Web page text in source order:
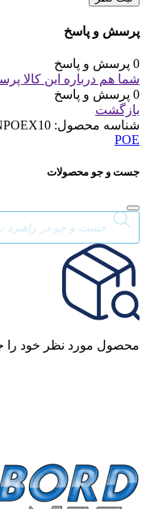
پرسش و پاسخ
0 پرسش و پاسخ
شما هم درباره این کالا
0 پرسش و پاسخ
بازگشت
شناسه محصول:
POE
جست و جو محصولات
Products
search
محصول مورد نظر خود را